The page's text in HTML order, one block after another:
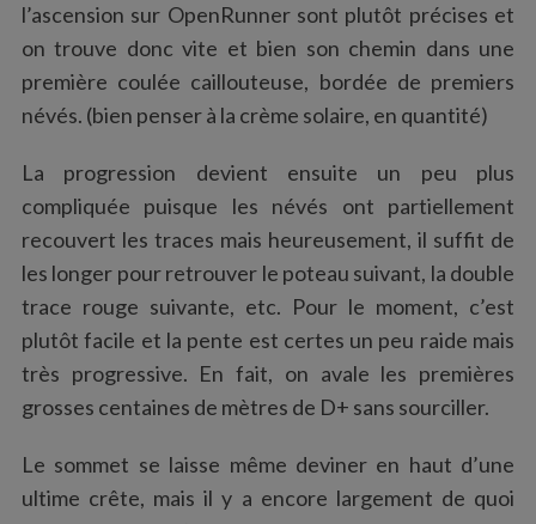
l’ascension sur OpenRunner sont plutôt précises et
on trouve donc vite et bien son chemin dans une
première coulée caillouteuse, bordée de premiers
névés. (bien penser à la crème solaire, en quantité)
La progression devient ensuite un peu plus
compliquée puisque les névés ont partiellement
recouvert les traces mais heureusement, il suffit de
les longer pour retrouver le poteau suivant, la double
trace rouge suivante, etc. Pour le moment, c’est
plutôt facile et la pente est certes un peu raide mais
très progressive. En fait, on avale les premières
grosses centaines de mètres de D+ sans sourciller.
Le sommet se laisse même deviner en haut d’une
ultime crête, mais il y a encore largement de quoi